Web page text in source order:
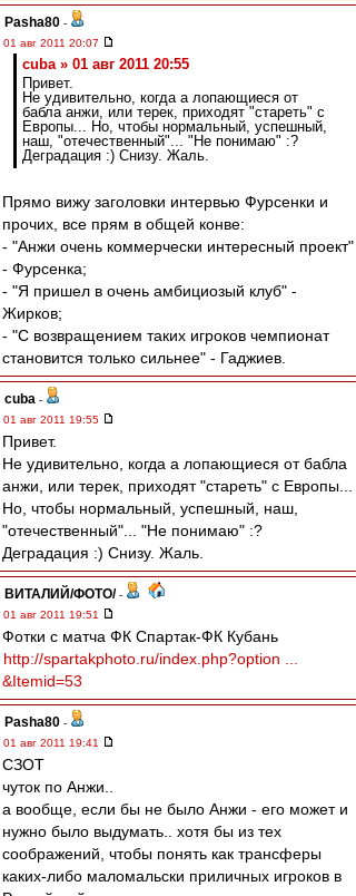
Pasha80 -
01 авг 2011 20:07
cuba » 01 авг 2011 20:55
Привет.
Не удивительно, когда а лопающиеся от
бабла анжи, или терек, приходят "стареть" с
Европы... Но, чтобы нормальный, успешный,
наш, "отечественный"... "Не понимаю" :?
Деградация :) Снизу. Жаль.
Прямо вижу заголовки интервью Фурсенки и
прочих, все прям в общей конве:
- "Анжи очень коммерчески интересный проект"
- Фурсенка;
- "Я пришел в очень амбициозый клуб" -
Жирков;
- "С возвращением таких игроков чемпионат
становится только сильнее" - Гаджиев.
cuba -
01 авг 2011 19:55
Привет.
Не удивительно, когда а лопающиеся от бабла
анжи, или терек, приходят "стареть" с Европы...
Но, чтобы нормальный, успешный, наш,
"отечественный"... "Не понимаю" :?
Деградация :) Снизу. Жаль.
ВИТАЛИЙ/ФОТО/ -
01 авг 2011 19:51
Фотки с матча ФК Спартак-ФК Кубань
http://spartakphoto.ru/index.php?option ...
&Itemid=53
Pasha80 -
01 авг 2011 19:41
СЗОТ
чуток по Анжи..
а вообще, если бы не было Анжи - его может и
нужно было выдумать.. хотя бы из тех
соображений, чтобы понять как трансферы
каких-либо маломальски приличных игроков в